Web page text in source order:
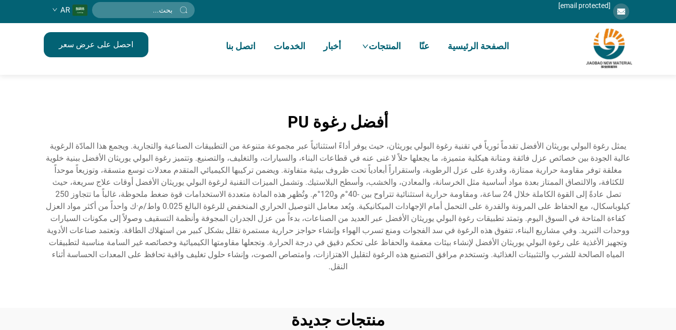
[email protected]
AR
الصفحة الرئيسية عنّا المنتجات أخبار الخدمات اتصل بنا احصل على عرض سعر
أفضل رغوة PU
يمثل رغوة البولي يوريثان الأفضل تقدماً ثورياً في تقنية رغوة البولي يوريثان، حيث يوفر أداءً استثنائياً عبر مجموعة متنوعة من التطبيقات الصناعية والتجارية. ويجمع هذا المادّة الرغوية
عالية الجودة بين خصائص عزل فائقة ومتانة هيكلية متميزة، ما يجعلها حلاً لا غنى عنه في قطاعات البناء، والسيارات، والتغليف، والتصنيع. وتتميز رغوة البولي يوريثان الأفضل ببنية خلوية
مغلقة توفر مقاومة حرارية ممتازة، وقدرة على عزل الرطوبة، واستقراراً أبعادياً تحت ظروف بيئية متفاوتة. ويضمن تركيبها الكيميائي المتقدم معدلات توسع متسقة، وتوزيعاً موحداً
للكثافة، والالتصاق الممتاز بعدة مواد أساسية مثل الخرسانة، والمعادن، والخشب، وأسطح البلاستيك. وتشمل الميزات التقنية لرغوة البولي يوريثان الأفضل أوقات علاج سريعة، حيث
تصل عادةً إلى القوة الكاملة خلال 24 ساعة، ومقاومة حرارية استثنائية تتراوح بين -40°م و120°م. وتُظهر هذه المادة متعددة الاستخدامات قوة ضغط ملحوظة، غالباً ما تتجاوز 250
كيلوباسكال، مع الحفاظ على المرونة والقدرة على التحمل أمام الإجهادات الميكانيكية. ويُعد معامل التوصيل الحراري المنخفض للرغوة البالغ 0.025 واط/م·ك واحداً من أكثر مواد العزل
كفاءة المتاحة في السوق اليوم. وتمتد تطبيقات رغوة البولي يوريثان الأفضل عبر العديد من الصناعات، بدءاً من عزل الجدران المجوفة وأنظمة التسقيف وصولاً إلى مكونات السيارات
ووحدات التبريد. وفي مشاريع البناء، تتفوق هذه الرغوة في سد الفجوات ومنع تسرب الهواء وإنشاء حواجز حرارية مستمرة تقلل بشكل كبير من استهلاك الطاقة. وتعتمد صناعات الأدوية
وتجهيز الأغذية على رغوة البولي يوريثان الأفضل لإنشاء بيئات معقمة والحفاظ على تحكم دقيق في درجة الحرارة. وتجعلها مقاومتها الكيميائية وخصائصه غير السامة مناسبة لتطبيقات
المياه الصالحة للشرب والتثبيتات الغذائية. وتستخدم مرافق التصنيع هذه الرغوة لتقليل الاهتزازات، وامتصاص الصوت، وإنشاء حلول تغليف واقية تحافظ على المعدات الحساسة أثناء
النقل.
منتجات جديدة